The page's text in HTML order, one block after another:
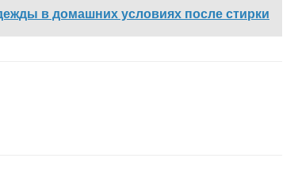
в домашних условиях после стирки